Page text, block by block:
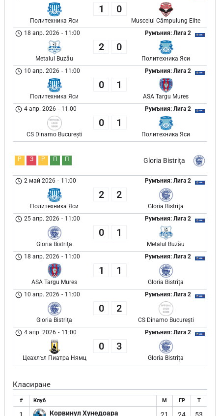
Политехника Яси
1 0
Muscelul Câmpulung Elite
Румъния: Лига 2
18 апр. 2026 - 11:00
Metalul Buzău
2 0
Политехника Яси
Румъния: Лига 2
10 апр. 2026 - 11:00
Политехника Яси
0 1
ASA Targu Mures
Румъния: Лига 2
4 апр. 2026 - 11:00
CS Dinamo București
0 1
Политехника Яси
Gloria Bistriţa
Р З Р П П
Румъния: Лига 2
2 май 2026 - 11:00
Политехника Яси
2 2
Gloria Bistriţa
Румъния: Лига 2
25 апр. 2026 - 11:00
Gloria Bistriţa
0 1
Metalul Buzău
Румъния: Лига 2
18 апр. 2026 - 11:00
ASA Targu Mures
1 1
Gloria Bistriţa
Румъния: Лига 2
10 апр. 2026 - 11:00
Gloria Bistriţa
0 2
CS Dinamo București
Румъния: Лига 2
4 апр. 2026 - 11:00
Цеахлъл Пиатра Нямц
0 3
Gloria Bistriţa
Класиране
# Клуб М ГР Т
Корвинул Хунедоара